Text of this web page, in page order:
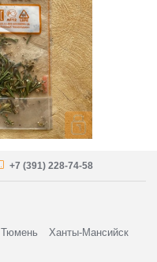
+7 (391) 228-74-58
Тюмень Ханты-Мансийск